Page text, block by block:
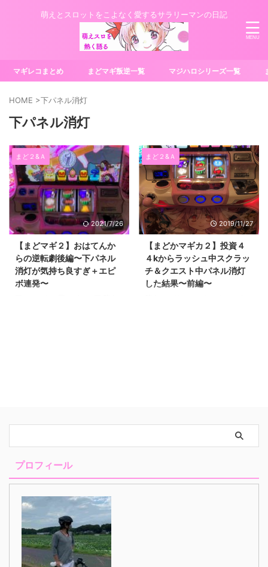
萌えとスロットをこよなく愛するサラリーマンの日記
マギレコまとめ まどマギ叛逆一覧 マジハロシリーズ一覧
HOME >下パネル消灯
下パネル消灯
まど２&Ａ
2021/7/26
【まどマギ２】おはてんか
らの逆転劇後編〜下パネル
消灯が気持ち良すぎ＋エピ
ボ連発〜
話後編でございます。 先にいっ
ておきます。 この台どう考えて
まど２&Ａ
2019/11/27
【まどかマギカ２】投資４
４kからラッシュ中スクラッ
チ＆クエスト中パネル消灯
した結果〜前編〜
萌えスロリーマンあっくんで
す。 初代まどマギが全国的にな
す。 ...
プロフィール